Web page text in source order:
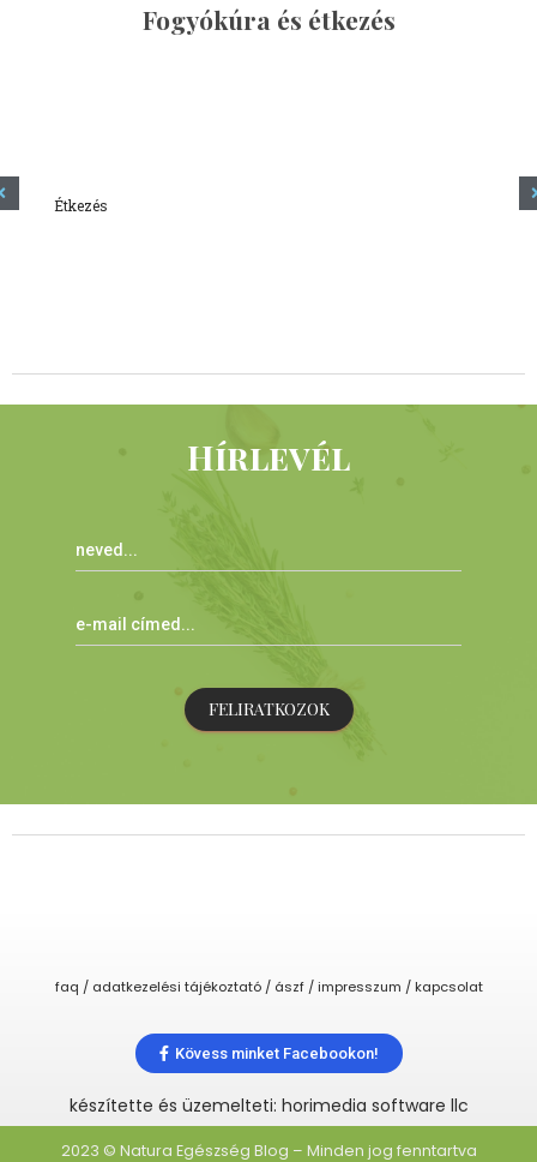
Fogyókúra és étkezés
Étkezés
Hírlevél
FELIRATKOZOK
faq / adatkezelési tájékoztató / ászf / impresszum / kapcsolat
Kövess minket Facebookon!
készítette és üzemelteti: horimedia software llc
2023 © Natura Egészség Blog – Minden jog fenntartva